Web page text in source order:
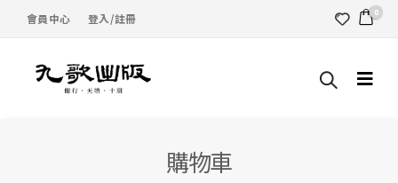
會員中心 登入/註冊 0
購物車